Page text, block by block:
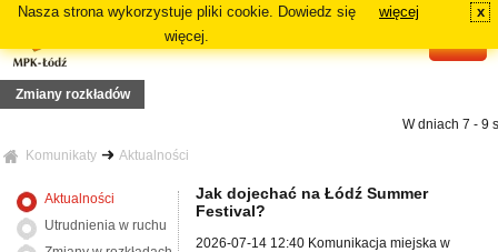
Nasza strona wykorzystuje pliki cookie. Dowiedz się
więcej.
więcej x
Komunikaty Aktualności
Aktualności
Utrudnienia w ruchu
Zmiany rozkładów
W dniach 7 - 9
4/5 do nocy 7/8 sierpnia 2026r. (wt/śr - pt/sb), zmiana trasy wyjazdowej linii Z1
lipca 2026r. (niedziela), zmiana tras linii 73, 81A, 81B, N5A, N5B
linii: 70, 72A, 72B
lipca 2026r. (niedziela), zmiana tras linii 87A, 87B
linii 18 i 54A
podstawowej danej linii: 64A, 84A, 88B i 91A
Jak dojechać na Łódź Summer
Festival?
2026-07-14 12:40 Komunikacja miejska w